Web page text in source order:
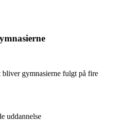
gymnasierne fulgt på fire
uddannelse